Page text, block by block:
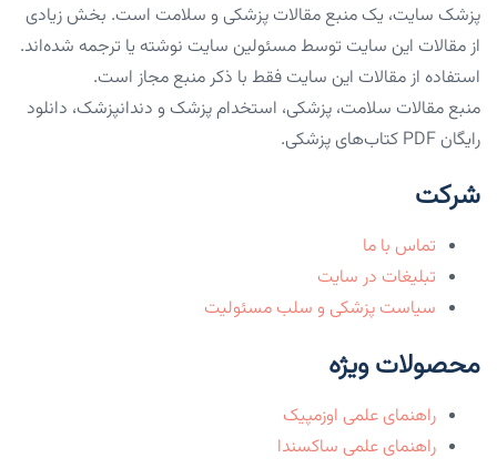
پزشک سایت، یک منبع مقالات پزشکی و سلامت است. بخش زیادی
از مقالات این سایت توسط مسئولین سایت نوشته یا ترجمه شده‌اند.
استفاده از مقالات این سایت فقط با ذکر منبع مجاز است.
منبع مقالات سلامت، پزشکی، استخدام پزشک و دندانپزشک، دانلود
رایگان PDF کتاب‌های پزشکی.
شرکت
تماس با ما
تبلیغات در سایت
سیاست پزشکی و سلب مسئولیت
محصولات ویژه
راهنمای علمی اوزمپیک
راهنمای علمی ساکسندا